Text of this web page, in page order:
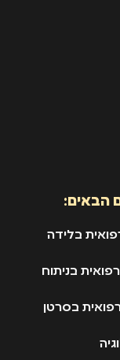
הבאים:
בלידה
בניתוח
בסרטן